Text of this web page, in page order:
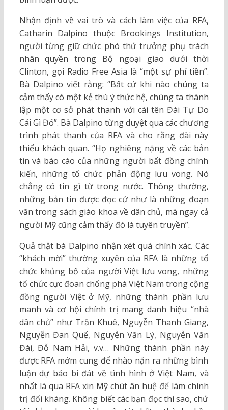
Nhận định về vai trò và cách làm việc của RFA,
Catharin Dalpino thuộc Brookings Institution,
người từng giữ chức phó thứ trưởng phụ trách
nhân quyền trong Bộ ngoại giao dưới thời
Clinton, gọi Radio Free Asia là “một sự phí tiền”.
Bà Dalpino viết rằng: “Bất cứ khi nào chúng ta
cảm thấy có một kẻ thù ý thức hệ, chúng ta thành
lập một cơ sở phát thanh với cái tên Đài Tự Do
Cái Gì Đó”. Bà Dalpino từng duyệt qua các chương
trình phát thanh của RFA và cho rằng đài này
thiếu khách quan. “Họ nghiêng nặng về các bản
tin và báo cáo của những người bất đồng chính
kiến, những tổ chức phản động lưu vong. Nó
chẳng có tin gì từ trong nước. Thông thường,
những bản tin được đọc cứ như là những đoạn
văn trong sách giáo khoa về dân chủ, mà ngay cả
người Mỹ cũng cảm thấy đó là tuyên truyền”.
Quả thật bà Dalpino nhận xét quá chính xác. Các
“khách mời” thường xuyên của RFA là những tổ
chức khủng bố của người Việt lưu vong, những
tổ chức cực đoan chống phá Việt Nam trong cộng
đồng người Việt ở Mỹ, những thành phần lưu
manh và cơ hội chính trị mang danh hiệu “nhà
dân chủ” như Trần Khuê, Nguyễn Thanh Giang,
Nguyễn Đan Quế, Nguyễn Văn Lý, Nguyễn Văn
Đài, Đỗ Nam Hải, v.v… Những thành phần này
được RFA mớm cung để nhào nặn ra những bình
luận dự báo bi đát về tình hình ở Việt Nam, và
nhất là qua RFA xin Mỹ chút ân huệ để làm chính
trị đối kháng. Không biết các bạn đọc thì sao, chứ